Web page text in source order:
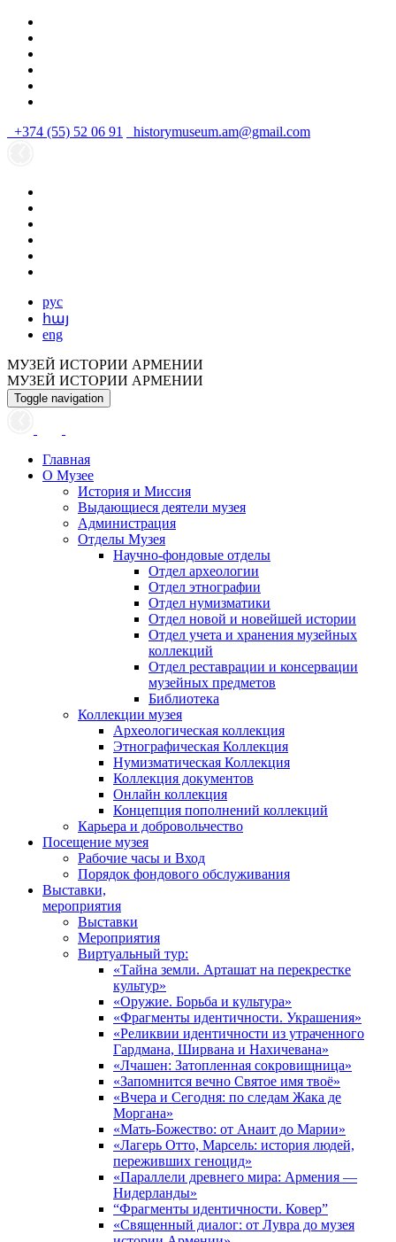
+374 (55) 52 06 91 historymuseum.am@gmail.com
рус
հայ
eng
МУЗЕЙ ИСТОРИИ АРМЕНИИ
МУЗЕЙ ИСТОРИИ АРМЕНИИ
Toggle navigation
Главная
О Музее
История и Миссия
Выдающиеся деятели музея
Администрация
Отделы Музея
Научно-фондовые отделы
Отдел археологии
Отдел этнографии
Отдел нумизматики
Отдел новой и новейшей истории
Отдел учета и хранения музейных
коллекций
Отдел реставрации и консервации
музейных предметов
Библиотека
Коллекции музея
Археологическая коллекция
Этнографическая Коллекция
Нумизматическая Коллекция
Коллекция документов
Онлайн коллекция
Концепция пополнений коллекций
Карьера и добровольчество
Посещение музея
Рабочие часы и Вход
Порядок фондового обслуживания
Выставки,
мероприятия
Выставки
Мероприятия
Виртуальный тур:
«Тайна земли. Арташат на перекрестке
культур»
«Оружие. Борьба и культура»
«Фрагменты идентичности. Украшения»
«Реликвии идентичности из утраченного
Гардмана, Ширвана и Нахичевана»
«Лчашен: Затопленная сокровищница»
«Запомнится вечно Святое имя твоё»
«Вчера и Сегодня: по следам Жака де
Моргана»
«Мать-Божество: от Анаит до Марии»
«Лагерь Отто, Марсель: история людей,
переживших геноцид»
«Параллели древнего мира: Армения —
Нидерланды»
“Фрагменты идентичности. Ковер”
«Священный диалог: от Лувра до музея